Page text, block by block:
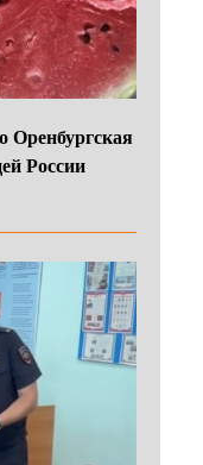
Оренбургская
России